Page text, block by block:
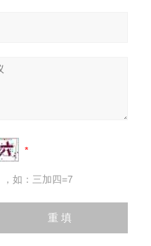
如：三加四=7